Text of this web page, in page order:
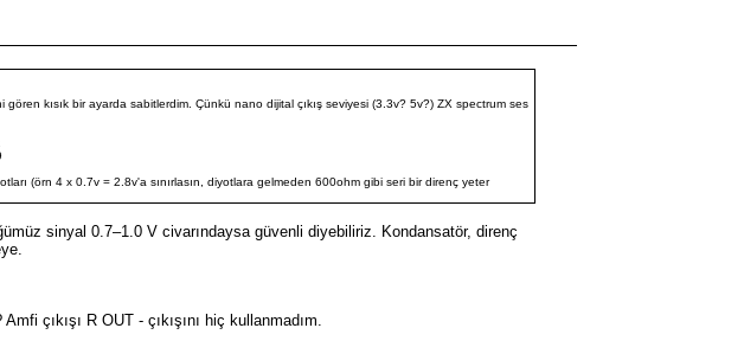
kısık bir ayarda sabitlerdim. Çünkü nano dijital çıkış seviyesi (3.3v? 5v?) ZX spectrum ses
(örn 4 x 0.7v = 2.8v'a sınırlasın, diyotlara gelmeden 600ohm gibi seri bir direnç yeter
sinyal 0.7–1.0 V civarındaysa güvenli diyebiliriz. Kondansatör, direnç
çıkışı R OUT - çıkışını hiç kullanmadım.